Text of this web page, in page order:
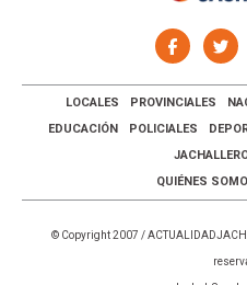
LOCALES PROVINCIALES
EDUCACIÓN
POLICIALES
QUIÉNES
© Copyright 2007 /